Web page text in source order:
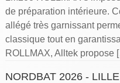
de préparation intérieure.
allégé très garnissant
classique tout en
ROLLMAX, Alltek propose
NORDBAT 2026 - LILLE